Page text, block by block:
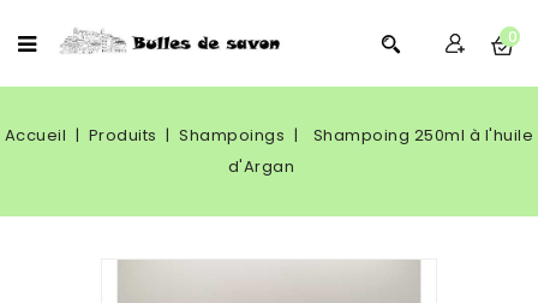
0
Accueil Produits Shampoings
Shampoing 250ml à l'huile
d'Argan